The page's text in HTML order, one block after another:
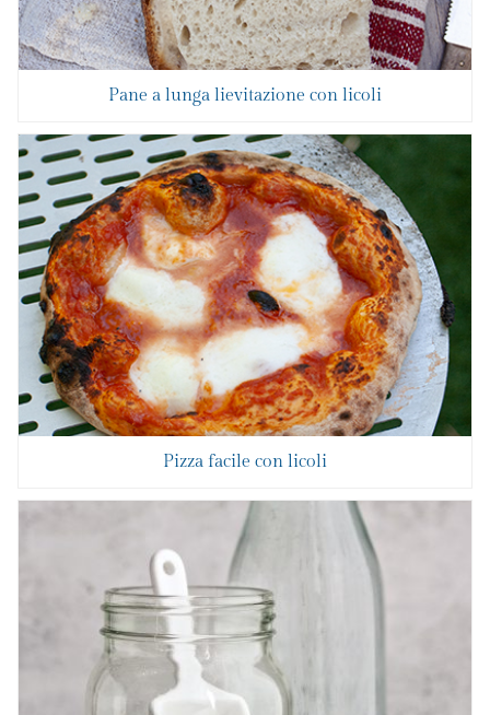
Pane a lunga lievitazione con licoli
Pizza facile con licoli